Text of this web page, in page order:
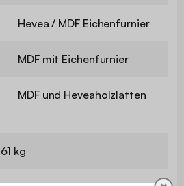
Hevea / MDF Eichenfurnier
MDF mit Eichenfurnier
MDF und Heveaholzlatten
61 kg